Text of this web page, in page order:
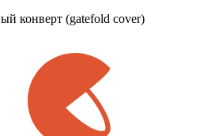
конверт (gatefold cover)